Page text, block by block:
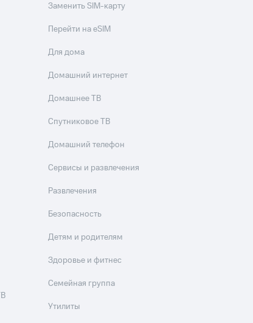
Заменить SIM-карту
Перейти на eSIM
Для дома
Домашний интернет
Домашнее ТВ
Спутниковое ТВ
Домашний телефон
Сервисы и развлечения
Развлечения
Безопасность
Детям и родителям
Здоровье и фитнес
Семейная группа
Утилиты